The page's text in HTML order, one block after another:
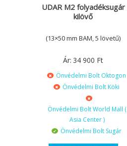
UDAR M2 folyadéksugár
kilövő
(13×50 mm BAM, 5 lövetű)
Ár: 34 900 Ft
Önvédelmi Bolt Oktogon
Önvédelmi Bolt Köki
Önvédelmi Bolt World Mall (
Asia Center )
Önvédelmi Bolt Sugár